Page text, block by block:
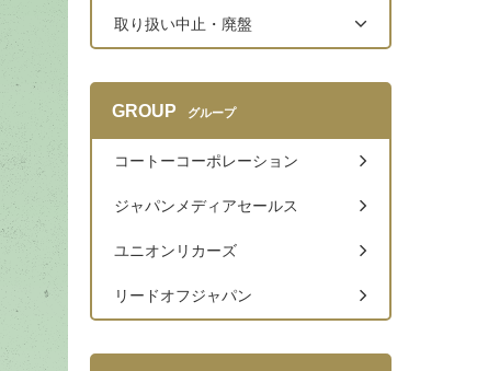
取り扱い中止・廃盤
GROUP グループ
コートーコーポレーション
ジャパンメディアセールス
ユニオンリカーズ
リードオフジャパン